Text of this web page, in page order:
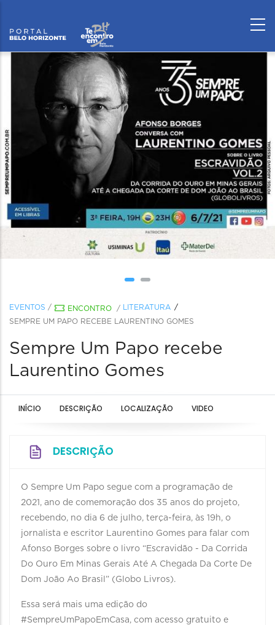
EVENTOS / ENCONTRO /
LITERATURA
SEMPRE UM PAPO RECEBE LAURENTINO GOMES
Sempre Um Papo recebe
Laurentino Gomes
INÍCIO DESCRIÇÃO LOCALIZAÇÃO VIDEO
DESCRIÇÃO
O Sempre Um Papo segue com a programação de
2021, ano de comemoração dos 35 anos do projeto,
recebendo, no dia 6 de julho, terça-feira, às 19h, o
jornalista e escritor Laurentino Gomes para falar com
Afonso Borges sobre o livro “Escravidão - Da Corrida
Do Ouro Em Minas Gerais Até A Chegada Da Corte De
Dom João Ao Brasil” (Globo Livros).
Essa será mais uma edição do
#SempreUmPapoEmCasa, com acesso gratuito e